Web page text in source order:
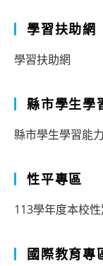
學習扶助網
學習扶助網
縣市學生學
縣市學生學習能
性平專區
113學年度本校
國際教育專